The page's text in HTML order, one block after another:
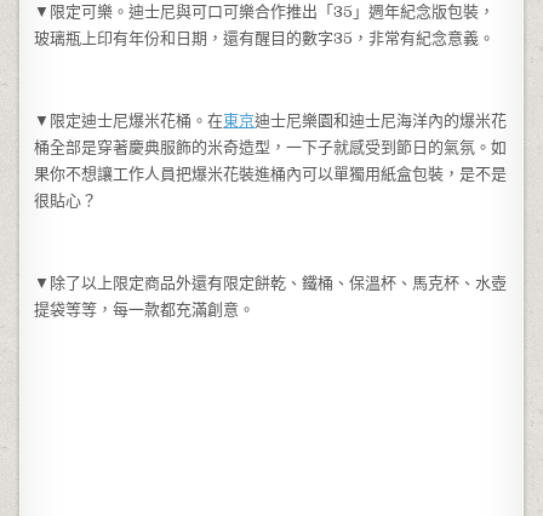
▼限定可樂。迪士尼與可口可樂合作推出「35」週年紀念版包裝，
玻璃瓶上印有年份和日期，還有醒目的數字35，非常有紀念意義。
▼限定迪士尼爆米花桶。在東京迪士尼樂園和迪士尼海洋內的爆米花
桶全部是穿著慶典服飾的米奇造型，一下子就感受到節日的氣氛。如
果你不想讓工作人員把爆米花裝進桶內可以單獨用紙盒包裝，是不是
很貼心？
▼除了以上限定商品外還有限定餅乾、鐵桶、保溫杯、馬克杯、水壺
提袋等等，每一款都充滿創意。